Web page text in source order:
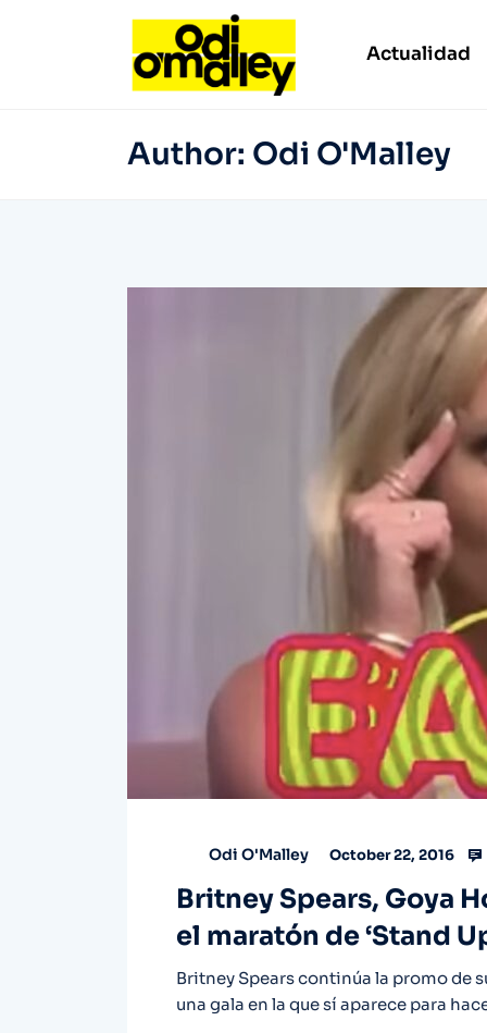
Actualidad
Author: Odi O'Malley
Odi O'Malley October 22, 2016
Britney Spears, Goya
el maratón de ‘Stand
Britney Spears continúa la promo de
una gala en la que sí aparece para